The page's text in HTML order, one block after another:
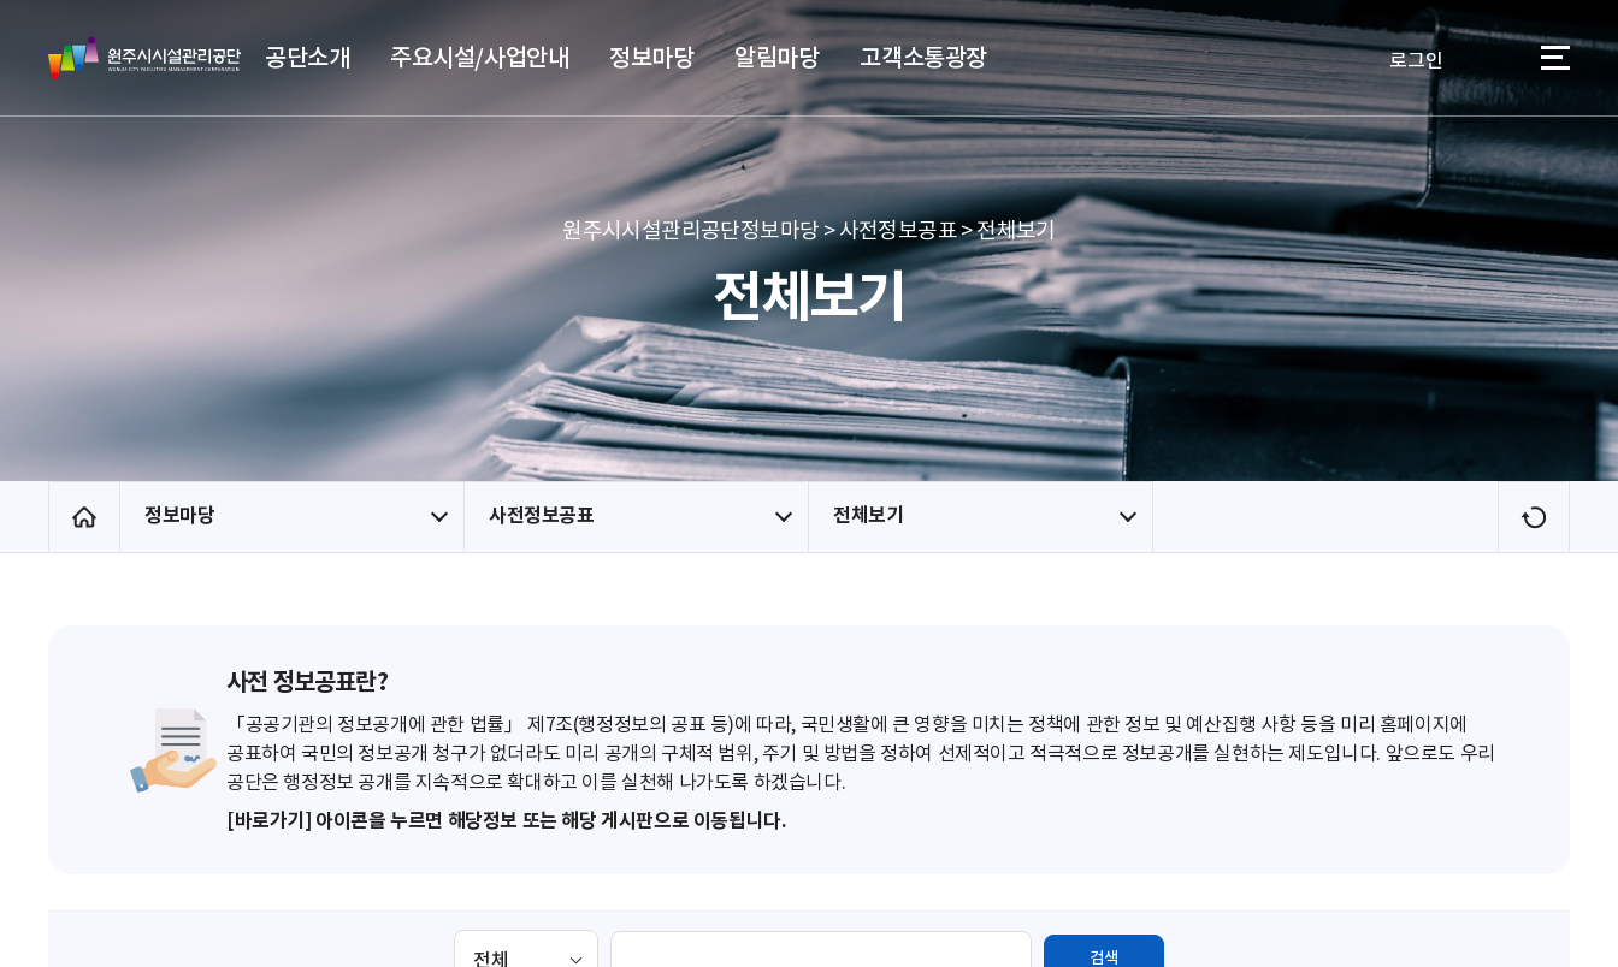
본문 바로가기
메뉴 바로가기
원
주
시
관
단
공단소개 주요시설/사업안내 정보마당 알림마당 고객소통광장 로그인 이용자
원주시시설관리공단정보마당 > 사전정보공표 > 전체보기
전체보기
홈 정보마당 사전정보공표 전체보기
새
로
사전 정보공표란?
「공공기관의 정보공개에 관한 법률」 제7조(행정정보의 공표 등)에 따라, 국민생활에 큰 영향을 미치는 정책에 관한 정보 및 예산집행 사항 등을 미리 홈페이지에
공표하여 국민의 정보공개 청구가 없더라도 미리 공개의 구체적 범위, 주기 및 방법을 정하여 선제적이고 적극적으로 정보공개를 실현하는 제도입니다. 앞으로도 우리
공단은 행정정보 공개를 지속적으로 확대하고 이를 실천해 나가도록 하겠습니다.
[바로가기] 아이콘을 누르면 해당정보 또는 해당 게시판으로 이동됩니다.
검
검색